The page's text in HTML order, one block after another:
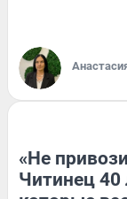
«Не
Читинец 40